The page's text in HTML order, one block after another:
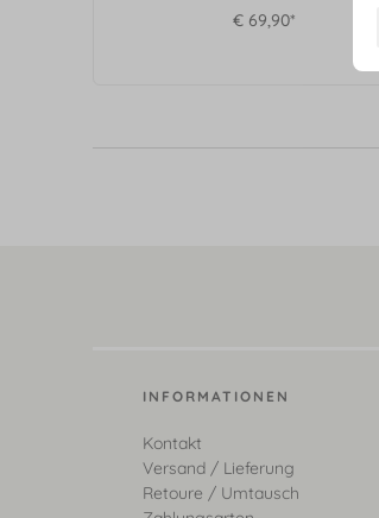
€ 69,90*
INFORMATIONEN
Kontakt
Versand / Lieferung
Retoure / Umtausch